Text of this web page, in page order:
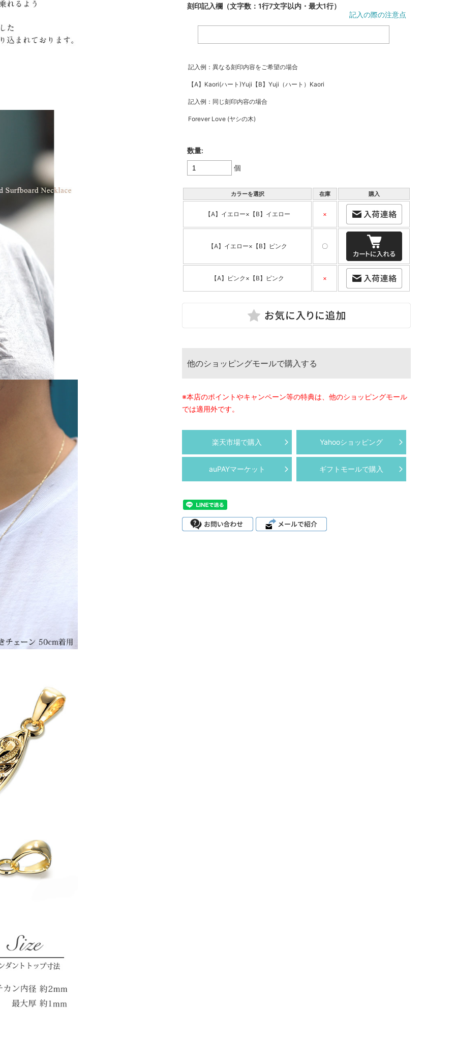
刻印記入欄（文字数：1行7文字以内・最大1行）
記入の際の注意点
記入例：異なる刻印内容をご希望の場合
【A】Kaori(ハート)Yuji【B】Yuji（ハート）Kaori
記入例：同じ刻印内容の場合
Forever Love (ヤシの木)
数量:
個
カラーを選択 在庫 購入
【A】イエロー×【B】イエロー ×
【A】イエロー×【B】ピンク 〇
【A】ピンク×【B】ピンク ×
他のショッピングモールで購入する
※本店のポイントやキャンペーン等の特典は、他のショッピングモール
では適用外です。
楽天市場で購入 Yahooショッピング
auPAYマーケット ギフトモールで購入